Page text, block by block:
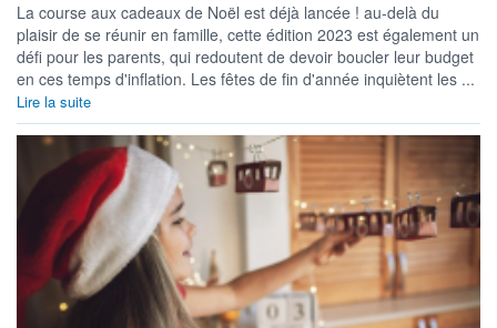
La course aux cadeaux de Noël est déjà lancée ! au-delà du
plaisir de se réunir en famille, cette édition 2023 est également un
défi pour les parents, qui redoutent de devoir boucler leur budget
en ces temps d'inflation. Les fêtes de fin d'année inquiètent les ...
Lire la suite